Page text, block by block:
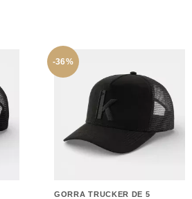
-36%
GORRA TRUCKER DE 5